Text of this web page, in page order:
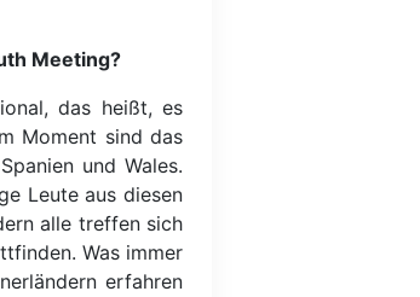
Meeting?
das heißt, es
Moment sind das
und Wales.
Leute aus diesen
alle treffen sich
Was immer
erfahren